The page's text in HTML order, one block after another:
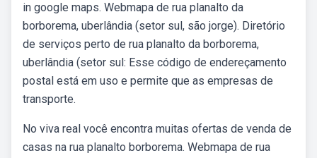
in google maps. Webmapa de rua planalto da
borborema, uberlândia (setor sul, são jorge). Diretório
de serviços perto de rua planalto da borborema,
uberlândia (setor sul: Esse código de endereçamento
postal está em uso e permite que as empresas de
transporte.
No viva real você encontra muitas ofertas de venda de
casas na rua planalto borborema. Webmapa de rua